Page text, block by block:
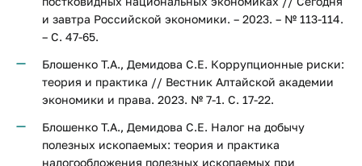
и завтра Российской экономики. – 2023. – № 113-114.
– С. 47-65.
Блошенко Т.А., Демидова С.Е. Коррупционные риски:
теория и практика // Вестник Алтайской академии
экономики и права. 2023. № 7-1. С. 17-22.
Блошенко Т.А., Демидова С.Е. Налог на добычу
полезных ископаемых: теория и практика
налогообложения полезных ископаемых при